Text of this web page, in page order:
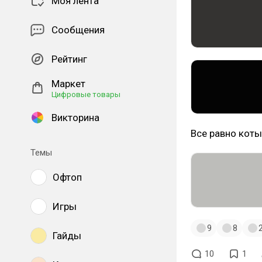
Сообщения
Рейтинг
Маркет
Цифровые товары
Викторина
Темы
Офтоп
Игры
Гайды
Все равно коты
9 8 2
10 1